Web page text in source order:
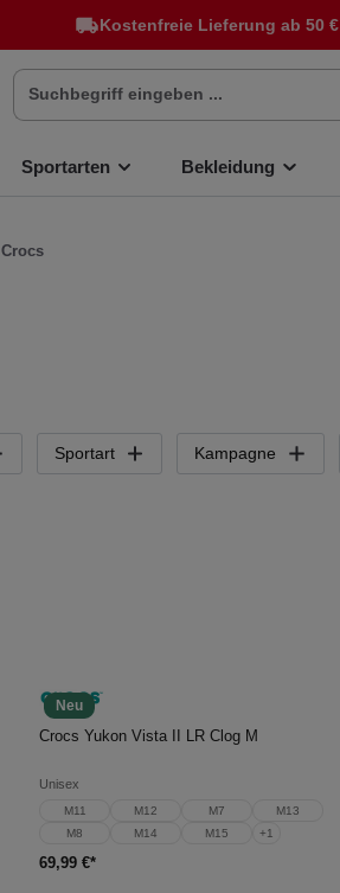
Kostenfreie Lieferung ab 50 €
Sportarten Bekleidung
Crocs
Sportart Kampagne
Neu
In den Warenkorb
Crocs Yukon Vista II LR Clog M
Unisex
M11 M12 M7
M13
M8
M14 M15 +1
69,99 €*